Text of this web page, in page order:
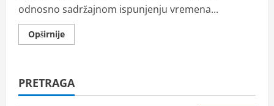
odnosno sadržajnom ispunjenju vremena...
OpširnijeRead
more
Idemo
u…
Siki
PRETRAGA